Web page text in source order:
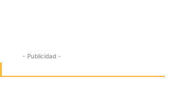
- Publicidad -